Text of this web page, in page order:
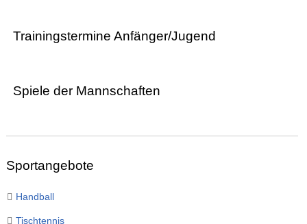
Trainingstermine Anfänger/Jugend
Spiele der Mannschaften
Sportangebote
Handball
Tischtennis